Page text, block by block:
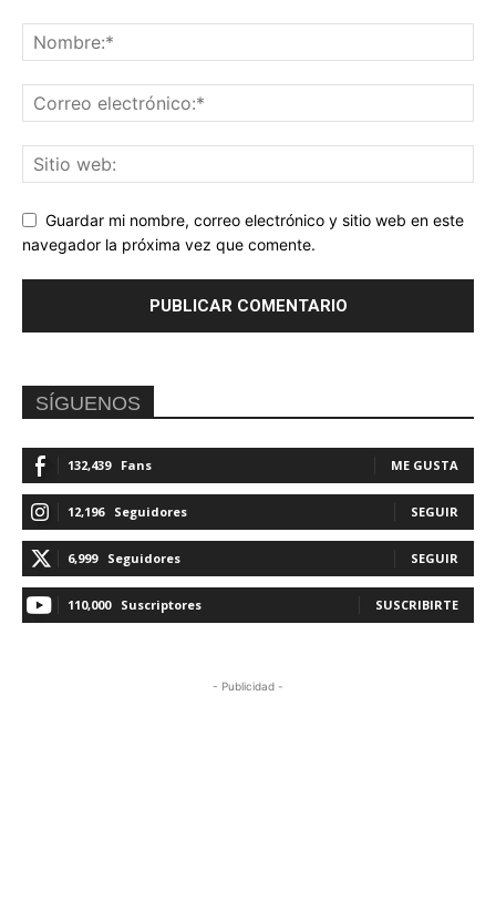
Guardar mi nombre, correo electrónico y sitio web en este
navegador la próxima vez que comente.
SÍGUENOS
132,439 Fans ME GUSTA
12,196 Seguidores SEGUIR
6,999 Seguidores SEGUIR
110,000 Suscriptores SUSCRIBIRTE
- Publicidad -